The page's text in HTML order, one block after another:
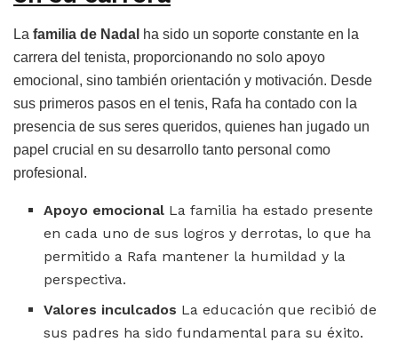
La familia de Nadal ha sido un soporte constante en la
carrera del tenista, proporcionando no solo apoyo
emocional, sino también orientación y motivación. Desde
sus primeros pasos en el tenis, Rafa ha contado con la
presencia de sus seres queridos, quienes han jugado un
papel crucial en su desarrollo tanto personal como
profesional.
Apoyo emocional La familia ha estado presente
en cada uno de sus logros y derrotas, lo que ha
permitido a Rafa mantener la humildad y la
perspectiva.
Valores inculcados La educación que recibió de
sus padres ha sido fundamental para su éxito.